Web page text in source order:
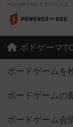
※Google Play とそのロゴは
ボドゲーマ
ボードゲームを
ボードゲームの
ボードゲーム会